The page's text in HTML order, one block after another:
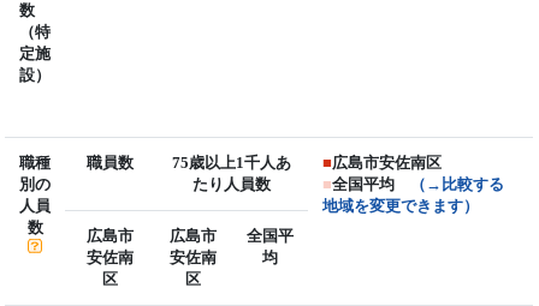
数
（特
定施
設）
職種
別の
人員
数
職員数
75歳以上1千人あ
たり人員数
■広島市安佐南区
■全国平均
（→比較する
地域を変更できます）
広島市
安佐南
区
広島市
安佐南
区
全国平
均